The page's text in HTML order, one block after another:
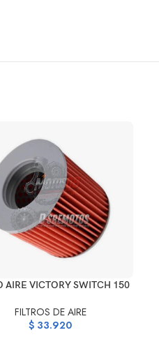
AL CARRITO
AIRE VICTORY SWITCH 150
FILTROS DE AIRE
$ 33.920